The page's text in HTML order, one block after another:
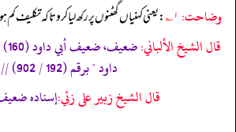
وضاحت: ۱؎ : یعنی کہنیاں گھٹنوں پر رکھ لیا کرو تاکہ تکلیف کم
قال الشيخ الألباني:
داود " برقم (192 / 902) //
قال الشيخ زبير على زئي:إسناده ضعيف